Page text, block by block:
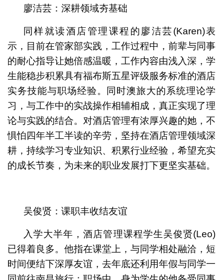
廖洁芸：深耕领域夯基础
同样就读酒店管理课程的廖洁芸(Karen)表
示，目前在管家部实践，工作过程中，前辈与同事
的耐心指导让她倍感温暖，工作内容由浅入深，学
生能稳步积累具有福布斯五星评级服务标准的酒店
实务技能与职场经验。同时澳旅大的系统理论学
习，与工作中的实战操作相辅相成，真正实现了理
论与实践的结合。对酒店管理有浓厚兴趣的她，不
惧怕四年半工半读的辛劳，坚持在酒店管理领域深
耕，持续学习专业知识、积累行业经验，希望充实
的成长节奏，为未来的职业发展打下更坚实基础。
吴俊贤：课职丰收结友谊
入学大半年，酒店管理课程学生吴俊贤(Leo)
已得着良多。他指在课堂上，与同学相处融洽，短
时间便结下深厚友谊，去年底还利用年假与同学一